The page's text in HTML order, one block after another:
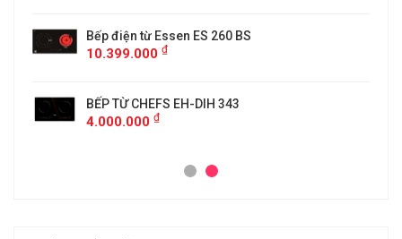
Bếp điện từ Essen ES 260 BS
10.399.000 ₫
BẾP TỪ CHEFS EH-DIH 343
4.000.000 ₫